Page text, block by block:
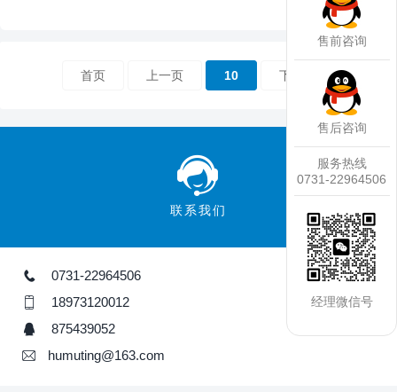
首页 上一页 10 下一页
联系我们
0731-22964506
18973120012
875439052
humuting@163.com
售前咨询
售后咨询
服务热线
0731-22964506
经理微信号